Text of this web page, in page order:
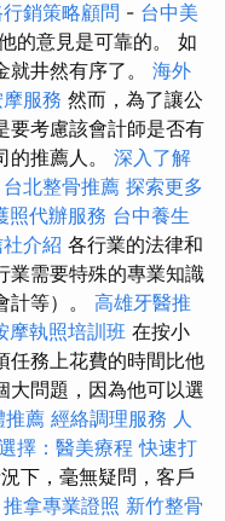
銷策略顧問 - 台中美
的意見是可靠的。 如
井然有序了。 海外
服務 然而，為了讓公
要考慮該會計師是否有
的推薦人。 深入了解
台北整骨推薦 探索更多
照代辦服務 台中養生
介紹 各行業的法律和
業需要特殊的專業知識
計等）。 高雄牙醫推
摩執照培訓班 在按小
任務上花費的時間比他
大問題，因為他可以選
推薦 經絡調理服務 人
擇：醫美療程 快速打
下，毫無疑問，客戶
推拿專業證照 新竹整骨